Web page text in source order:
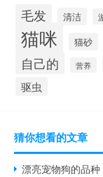
毛发 清洁
猫咪 猫砂
自己的 营养
驱虫
猜你想看的文章
漂亮宠物狗的品种